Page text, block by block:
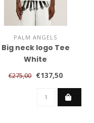
PALM ANGELS
Big neck logo Tee
White
€275,00 €137,50